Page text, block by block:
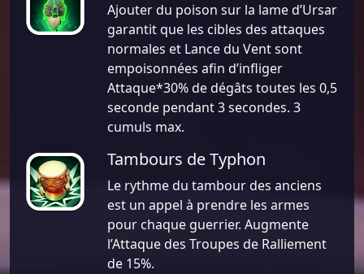
Ajouter du poison sur la lame d’Ursar
garantit que les cibles des attaques
normales et Lance du Vent sont
empoisonnées afin d’infliger
Attaque*30% de dégâts toutes les 0,5
seconde pendant 3 secondes. 3
cumuls max.
Tambours de Typhon
Le rythme du tambour des anciens
est un appel à prendre les armes
pour chaque guerrier. Augmente
l’Attaque des Troupes de Ralliement
de 15%.